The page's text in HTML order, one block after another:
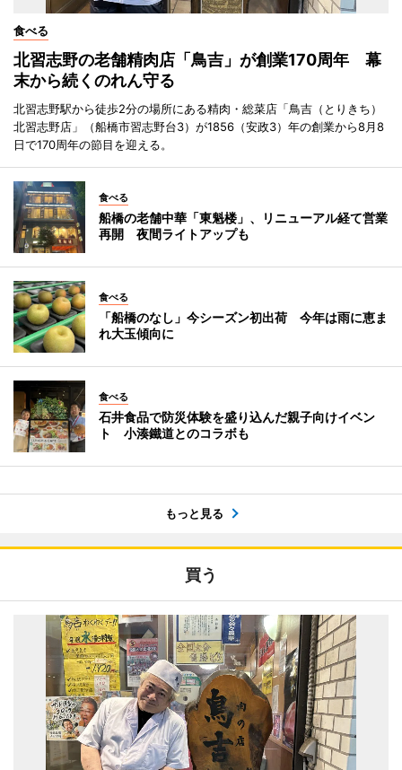
食べる
北習志野の老舗精肉店「鳥吉」が創業170周年 幕
末から続くのれん守る
北習志野駅から徒歩2分の場所にある精肉・総菜店「鳥吉（とりきち）
北習志野店」（船橋市習志野台3）が1856（安政3）年の創業から8月8
日で170周年の節目を迎える。
食べる
船橋の老舗中華「東魁楼」、リニューアル経て営業
再開 夜間ライトアップも
食べる
「船橋のなし」今シーズン初出荷 今年は雨に恵ま
れ大玉傾向に
食べる
石井食品で防災体験を盛り込んだ親子向けイベン
ト 小湊鐵道とのコラボも
もっと見る
買う